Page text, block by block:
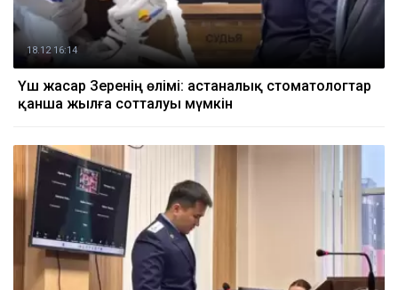
18.12 16:14
Үш жасар Зеренің өлімі: астаналық стоматологтар
қанша жылға сотталуы мүмкін